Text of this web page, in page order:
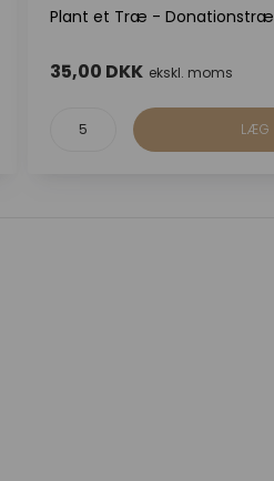
Plant et Træ - Donationstræ
35,00 DKK ekskl. moms